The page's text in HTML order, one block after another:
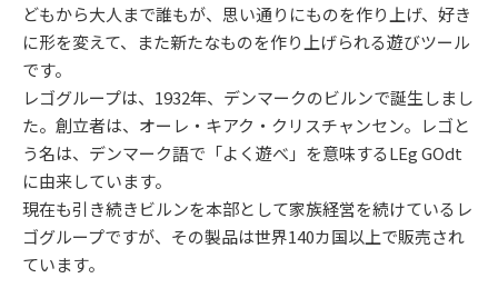
どもから大人まで誰もが、思い通りにものを作り上げ、好き
に形を変えて、また新たなものを作り上げられる遊びツール
です。
レゴグループは、1932年、デンマークのビルンで誕生しまし
た。創立者は、オーレ・キアク・クリスチャンセン。レゴと
う名は、デンマーク語で「よく遊べ」を意味するLEg GOdt
に由来しています。
現在も引き続きビルンを本部として家族経営を続けているレ
ゴグループですが、その製品は世界140カ国以上で販売され
ています。